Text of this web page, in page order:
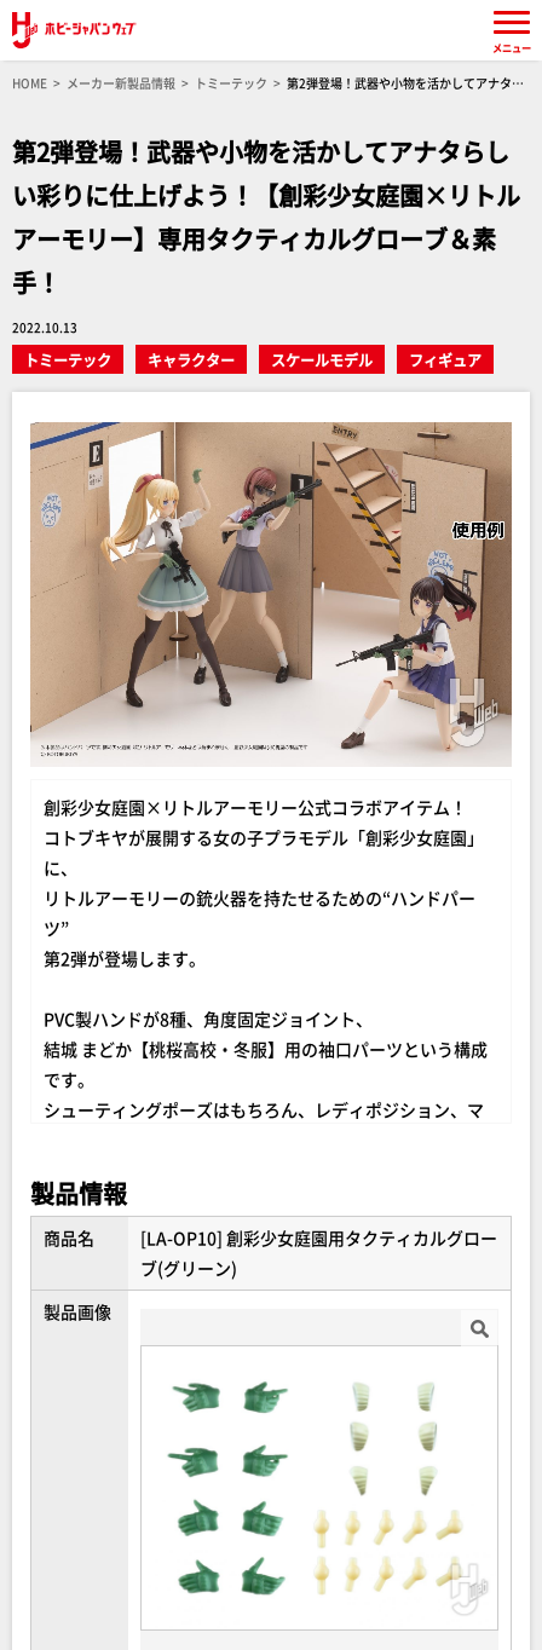
HOME メーカー新製品情報 トミーテック
第2弾登場！武器や小物を活かしてアナタら
第2弾登場！武器や小物を活かしてアナタらし
い彩りに仕上げよう！【創彩少女庭園×リトル
アーモリー】専用タクティカルグローブ＆素
手！
2022.10.13
トミーテック キャラクター スケールモデル フィギュア
創彩少女庭園×リトルアーモリー公式コラボアイテム！
コトブキヤが展開する女の子プラモデル「創彩少女庭園」
に、
リトルアーモリーの銃火器を持たせるための“ハンドパー
ツ”
第2弾が登場します。
PVC製ハンドが8種、角度固定ジョイント、
結城 まどか【桃桜高校・冬服】用の袖口パーツという構成
です。
シューティングポーズはもちろん、レディポジション、マ
様々なタクティカルアクションが実現可能に…！
グリーンのグローブと素手の2種をご準備しました。
【内容物】
グローブグリーン/銃の持ち手(素手)ともに
＜ハンドパーツ×８＞
・トリガーを引く手・セイフティフィンガー
・ハンドガードを掴む/支える手
・マガジン/マグウェルを掴む手
＜結城 まどか【桃桜高校・冬服】用の袖口パーツ×6＞
＜角度固定ジョイントパーツ×10＞
0度・15度・30度・45度・60度
製品情報
商品名
[LA-OP10] 創彩少女庭園用タクティカルグロー
ブ(グリーン)
製品画像
メニュー